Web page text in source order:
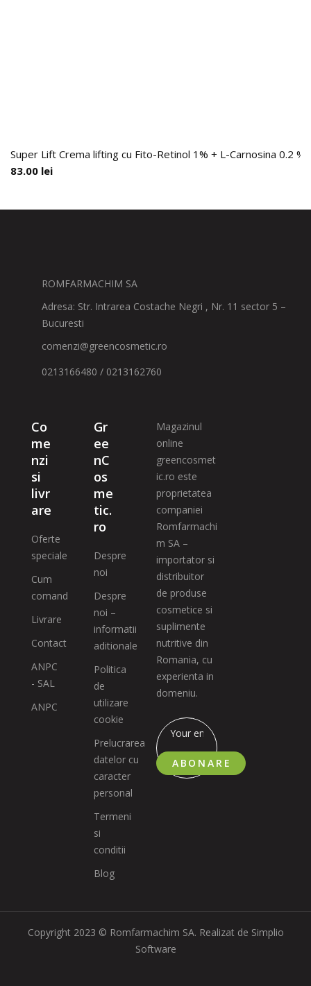
Super Lift Crema lifting cu Fito-Retinol 1% + L-Carnosina 0.2
83.00 lei
ROMFARMACHIM SA
Adresa: Str. Intrarea Costache Negri , Nr. 11 sector 5 –
Bucuresti
comenzi@greencosmetic.ro
0213166480 / 0213162760
Co
me
nzi
si
livr
are
Oferte
speciale
Cum
comand
Livrare
Contact
ANPC
- SAL
ANPC
Gr
ee
nC
os
me
tic.
ro
Despre
noi
Despre
noi –
informatii
aditionale
Politica
de
utilizare
cookie
Prelucrarea
datelor cu
caracter
personal
Termeni
si
conditii
Blog
Magazinul
online
greencosmet
ic.ro este
proprietatea
companiei
Romfarmachi
m SA –
importator si
distribuitor
de produse
cosmetice si
suplimente
nutritive din
Romania, cu
experienta in
domeniu.
ABONARE
Copyright 2023 © Romfarmachim SA. Realizat de Simplio
Software